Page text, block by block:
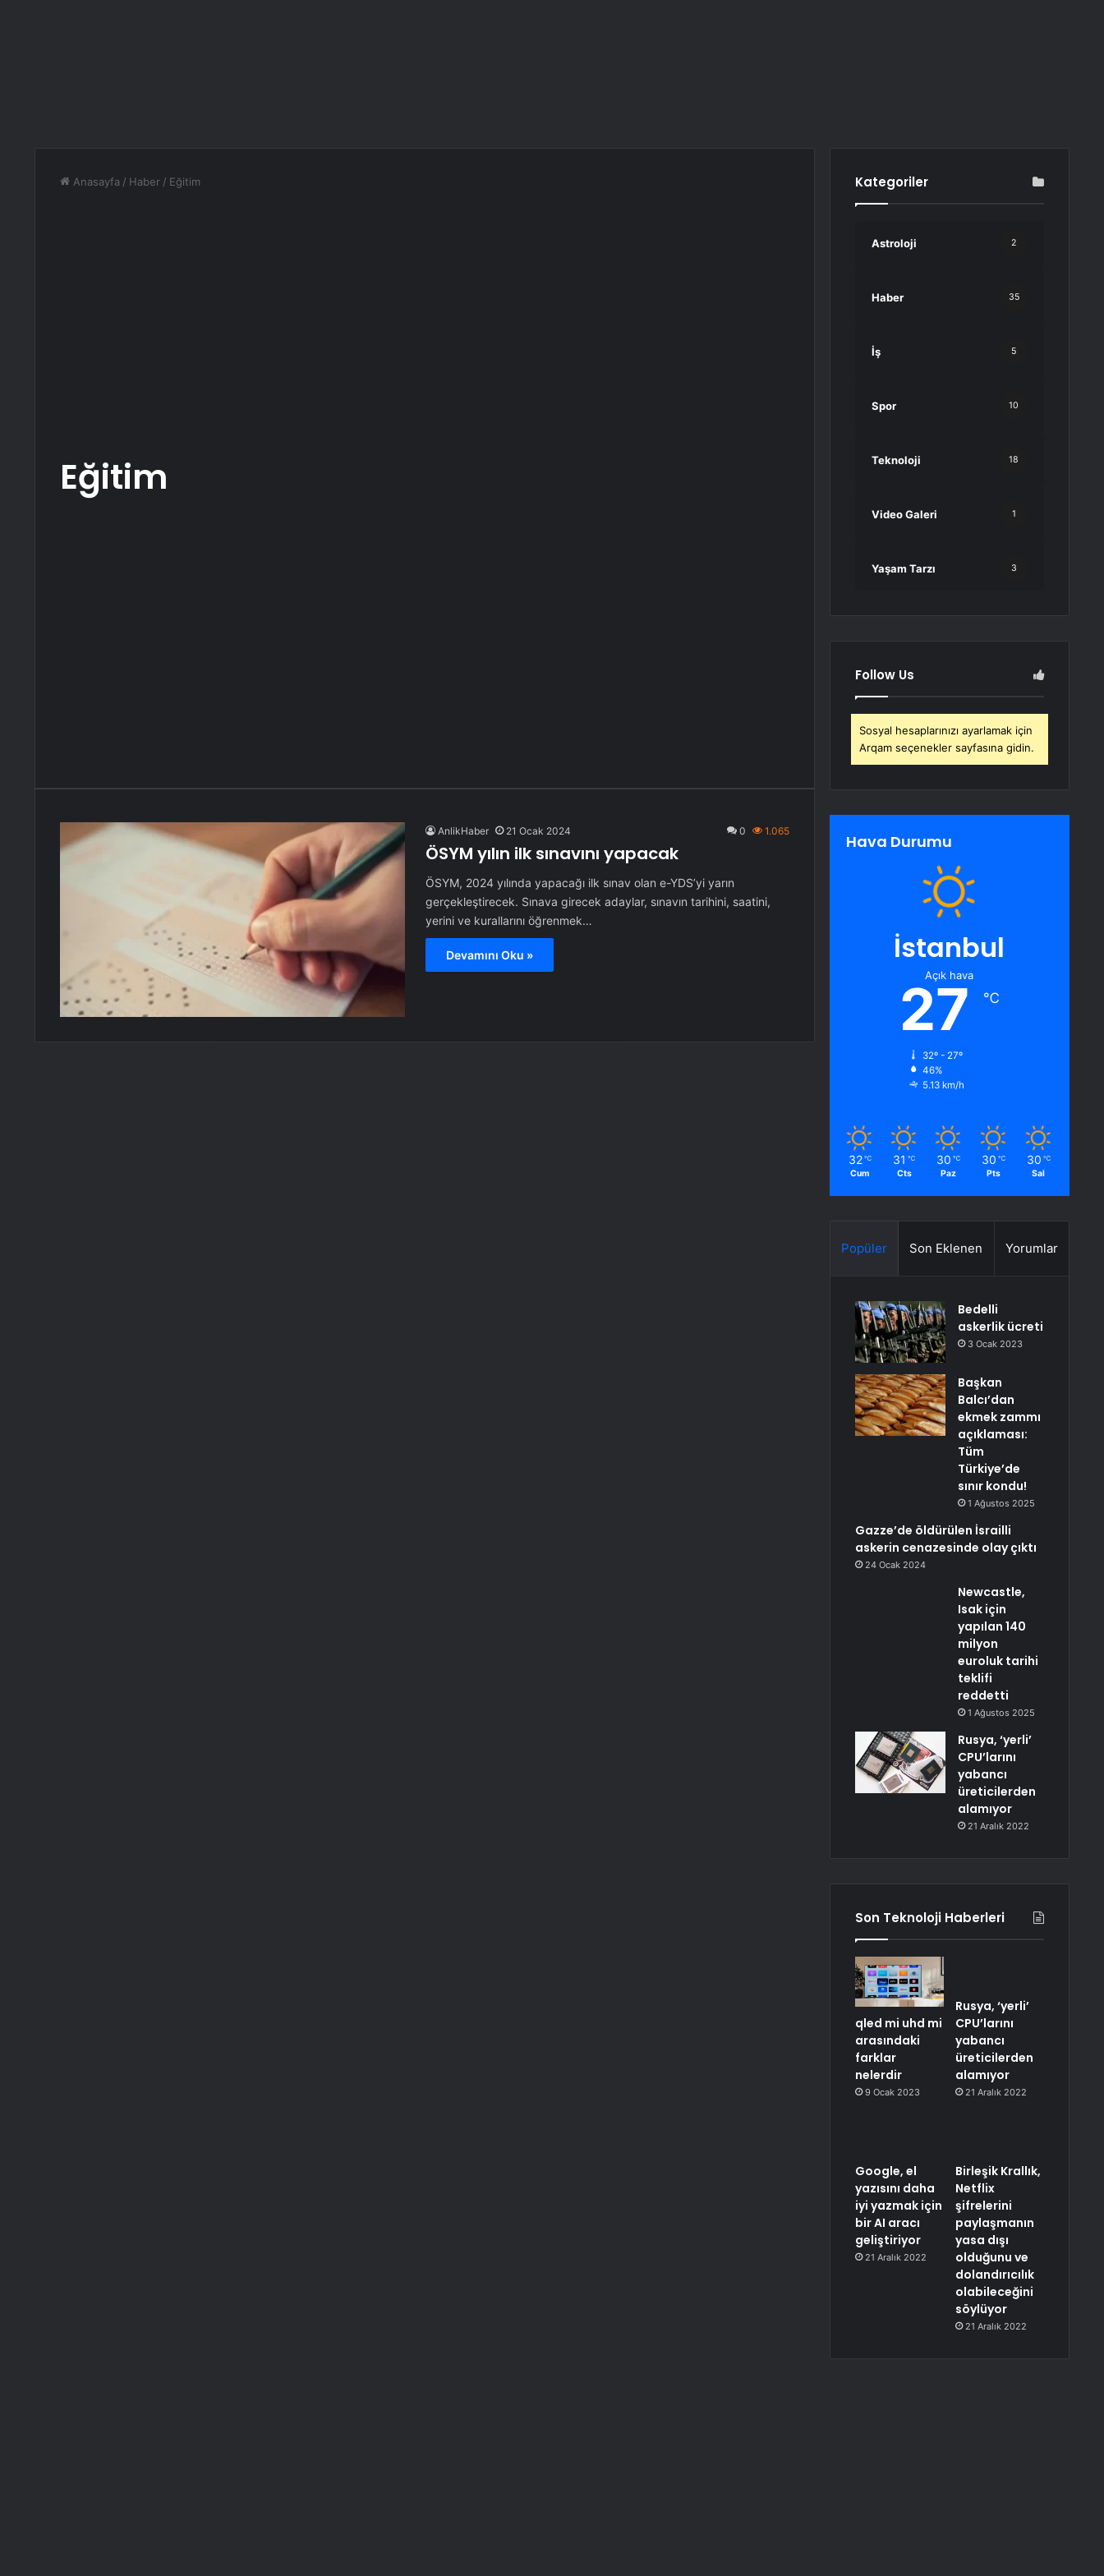
Anasayfa / Haber / Eğitim
Eğitim
AnlikHaber 21 Ocak 2024 0 1.065
ÖSYM yılın ilk sınavını yapacak
ÖSYM, 2024 yılında yapacağı ilk sınav olan e-YDS’yi yarın
gerçekleştirecek. Sınava girecek adaylar, sınavın tarihini, saatini,
yerini ve kurallarını öğrenmek…
Devamını Oku »
Kategoriler
Astroloji 2
Haber 35
İş 5
Spor 10
Teknoloji 18
Video Galeri 1
Yaşam Tarzı 3
Follow Us
Sosyal hesaplarınızı ayarlamak için
Arqam seçenekler sayfasına gidin.
Hava Durumu
İstanbul
Açık hava
27 ℃
32º - 27º
46%
5.13 km/h
32 ℃
Cum
31 ℃
Cts
30 ℃
Paz
30 ℃
Pts
30 ℃
Sal
Popüler Son Eklenen Yorumlar
Bedelli
askerlik ücreti
3 Ocak 2023
Başkan
Balcı’dan
ekmek zammı
açıklaması:
Tüm
Türkiye’de
sınır kondu!
1 Ağustos 2025
Gazze’de öldürülen İsrailli
askerin cenazesinde olay çıktı
24 Ocak 2024
Newcastle,
Isak için
yapılan 140
milyon
euroluk tarihi
teklifi
reddetti
1 Ağustos 2025
Rusya, ‘yerli’
CPU’larını
yabancı
üreticilerden
alamıyor
21 Aralık 2022
Son Teknoloji Haberleri
qled mi uhd mi
arasındaki
farklar
nelerdir
9 Ocak 2023
Rusya, ‘yerli’
CPU’larını
yabancı
üreticilerden
alamıyor
21 Aralık 2022
Google, el
yazısını daha
iyi yazmak için
bir AI aracı
geliştiriyor
21 Aralık 2022
Birleşik Krallık,
Netflix
şifrelerini
paylaşmanın
yasa dışı
olduğunu ve
dolandırıcılık
olabileceğini
söylüyor
21 Aralık 2022